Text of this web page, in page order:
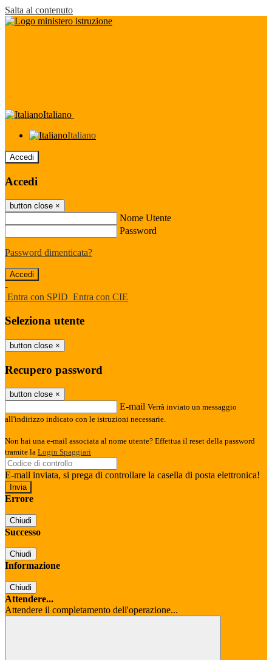
Salta al contenuto
Italiano
Italiano
Accedi
Accedi
button close ×
Nome Utente
Password
Password dimenticata?
-
Entra con SPID Entra con CIE
Seleziona utente
button close ×
Recupero password
button close ×
E-mail Verrà inviato un messaggio
all'indirizzo indicato con le istruzioni necessarie.
Non hai una e-mail associata al nome utente? Effettua il reset della password
tramite la Login Spaggiari
E-mail inviata, si prega di controllare la casella di posta elettronica!
Errore
Chiudi
Successo
Chiudi
Informazione
Chiudi
Attendere...
Attendere il completamento dell'operazione...